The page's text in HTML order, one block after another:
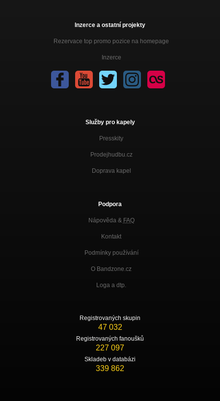
Inzerce a ostatní projekty
Rezervace top promo pozice na homepage
Inzerce
Služby pro kapely
Presskity
Prodejhudbu.cz
Doprava kapel
Podpora
Nápověda & FAQ
Kontakt
Podmínky používání
O Bandzone.cz
Loga a dtp.
Registrovaných skupin
47 032
Registrovaných fanoušků
227 097
Skladeb v databázi
339 862